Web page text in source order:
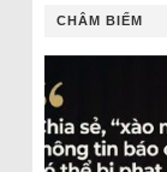
CHÂM BIẾM